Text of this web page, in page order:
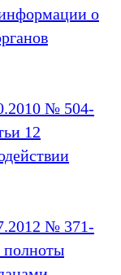
о
№ 504-
12
№ 371-
полноты